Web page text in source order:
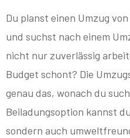
Du planst einen Umzug
und suchst nach einem
nicht nur zuverlässig
Budget schont? Die
genau das, wonach du
Beiladungsoption kannst
sondern auch